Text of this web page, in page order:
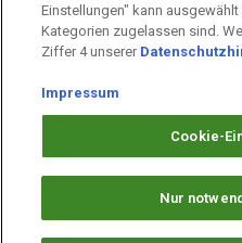
Sicher einkaufen
Prämien Impressum
Prämien Datenschutz
Einstellungen" kann
Kategorien zugelassen sind.
Ziffer 4 unserer
Impressum
Cookie-
Nur